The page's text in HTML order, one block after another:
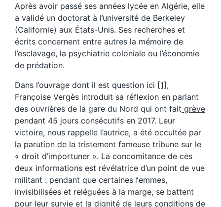
Après avoir passé ses années lycée en Algérie, elle
a validé un doctorat à l’université de Berkeley
(Californie) aux États-Unis. Ses recherches et
écrits concernent entre autres la mémoire de
l’esclavage, la psychiatrie coloniale ou l’économie
de prédation.
Dans l’ouvrage dont il est question ici [1] ,
Françoise Vergès introduit sa réflexion en parlant
des ouvrières de la gare du Nord qui ont fait grève
pendant 45 jours consécutifs en 2017. Leur
victoire, nous rappelle l’autrice, a été occultée par
la parution de la tristement fameuse tribune sur le
« droit d’importuner ». La concomitance de ces
deux informations est révélatrice d’un point de vue
militant : pendant que certaines femmes,
invisibilisées et reléguées à la marge, se battent
pour leur survie et la dignité de leurs conditions de